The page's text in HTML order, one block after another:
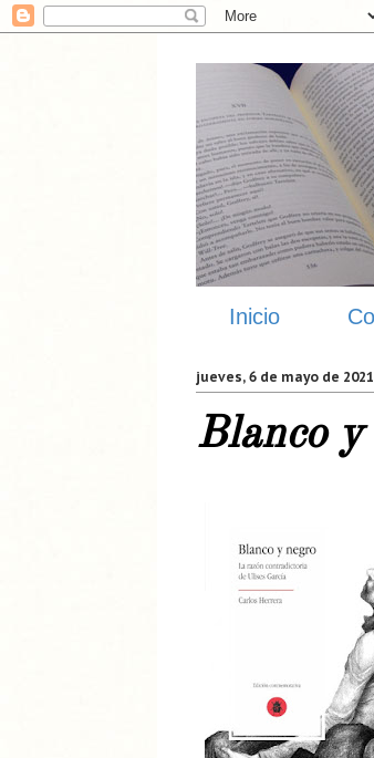
Inicio
jueves, 6 de mayo de 2021
Blanco y